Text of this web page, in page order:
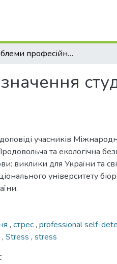
До проблеми професійного самовизначення студентів в умовах стресу
учасників
та екологічна
виклики для України та
університету
, стрес, professional self-
, Stress , stress